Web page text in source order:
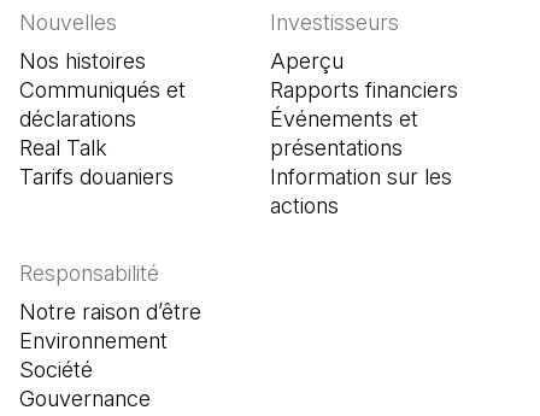
Nouvelles
Nos histoires
Communiqués et
déclarations
Real Talk
Tarifs douaniers
Investisseurs
Aperçu
Rapports financiers
Événements et
présentations
Information sur les
actions
Responsabilité
Notre raison d’être
Environnement
Société
Gouvernance